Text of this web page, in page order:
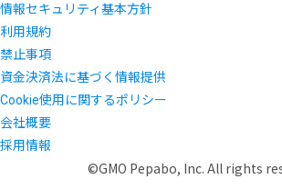
情報セキュリティ基本方針
利用規約
禁止事項
資金決済法に基づく情報提供
Cookie使用に関するポリシー
会社概要
採用情報
©GMO Pepabo, Inc. All rights